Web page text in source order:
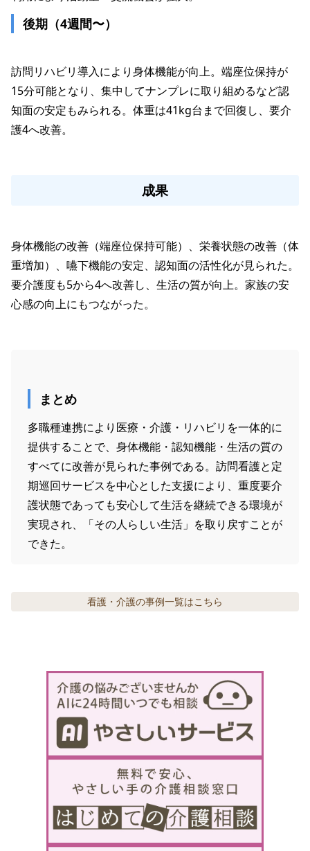
後期（4週間〜）
訪問リハビリ導入により身体機能が向上。端座位保持が
15分可能となり、集中してナンプレに取り組めるなど認
知面の安定もみられる。体重は41kg台まで回復し、要介
護4へ改善。
成果
身体機能の改善（端座位保持可能）、栄養状態の改善（体
重増加）、嚥下機能の安定、認知面の活性化が見られた。
要介護度も5から4へ改善し、生活の質が向上。家族の安
心感の向上にもつながった。
まとめ
多職種連携により医療・介護・リハビリを一体的に
提供することで、身体機能・認知機能・生活の質の
すべてに改善が見られた事例である。訪問看護と定
期巡回サービスを中心とした支援により、重度要介
護状態であっても安心して生活を継続できる環境が
実現され、「その人らしい生活」を取り戻すことが
看護・介護の事例一覧はこちら